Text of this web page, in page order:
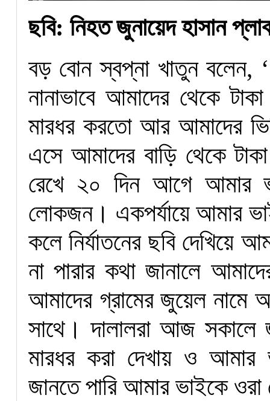
ছবি: নিহত জুনায়েদ হাসান
বড় বোন স্বপ্না খাতুন বলেন,
নানাভাবে আমাদের থেকে
মারধর করতো আর আমাদের
এসে আমাদের বাড়ি থেকে
রেখে ২০ দিন আগে আমার
লোকজন। একপর্যায়ে আমার
কলে নির্যাতনের ছবি দেখিয়ে
না পারার কথা জানালে
আমাদের গ্রামের জুয়েল
সাথে। দালালরা আজ সকালে
মারধর করা দেখায় ও আমার
জানতে পারি আমার ভাইকে